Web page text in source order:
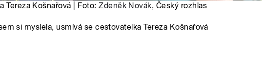
Tereza Košnařová | Foto:Zdeněk Novák, Český rozhlas
si myslela, usmívá se cestovatelka Tereza Košnařová